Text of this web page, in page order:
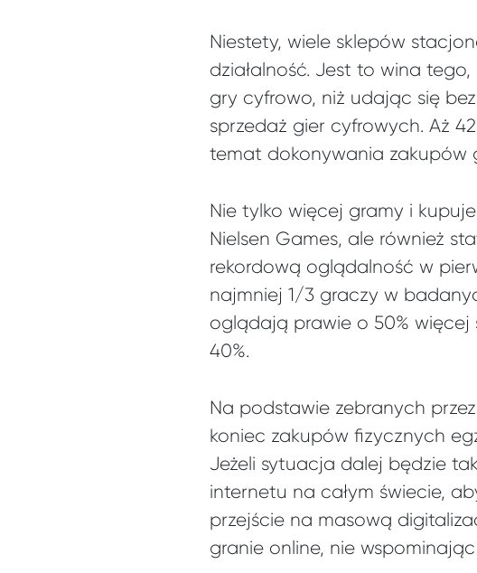
Niestety, wiele sklepów
działalność. Jest to wina
gry cyfrowo, niż udając się
sprzedaż gier cyfrowych. Aż
temat dokonywania zakupów
Nie tylko więcej gramy i
Nielsen Games, ale również
rekordową oglądalność w
najmniej 1/3 graczy w
oglądają prawie o 50%
40%.
Na podstawie zebranych
koniec zakupów fizycznych
Jeżeli sytuacja dalej będzie
internetu na całym świecie,
przejście na masową
granie online, nie